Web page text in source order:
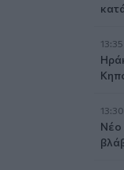
13:35
13:30
Νέο